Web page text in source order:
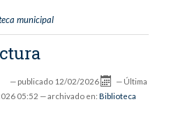
municipal
— publicado 12/02/2026 — Última
05:52 — archivado en: Biblioteca